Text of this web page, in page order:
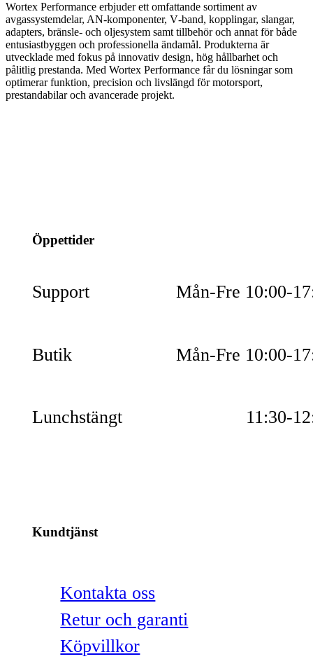
Wortex Performance erbjuder ett omfattande sortiment av
avgassystemdelar, AN-komponenter, V‑band, kopplingar, slangar,
adapters, bränsle- och oljesystem samt tillbehör och annat för både
entusiastbyggen och professionella ändamål. Produkterna är
utvecklade med fokus på innovativ design, hög hållbarhet och
pålitlig prestanda. Med Wortex Performance får du lösningar som
optimerar funktion, precision och livslängd för motorsport,
prestandabilar och avancerade projekt.
Öppettider
Support Mån-Fre 10:00-
Butik Mån-Fre 10:00-
Lunchstängt 11:30-
Kundtjänst
Kontakta oss
Retur och garanti
Köpvillkor